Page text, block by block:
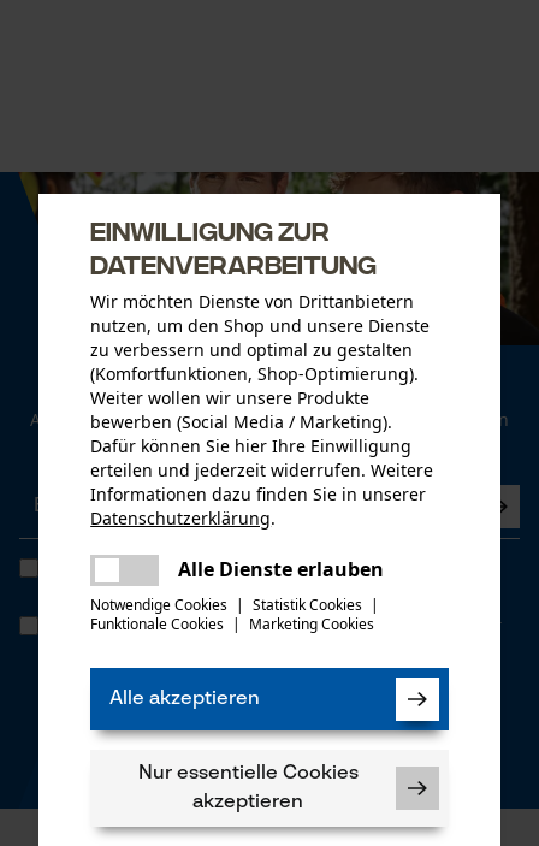
Newsletter
Abonnieren Sie den kostenlosen Newsletter und verpassen
Sie keine Neuigkeiten mehr.
Datenschutzbestimmungengelesen und bin
einverstanden. *
Wenn Sie dem personenbezogenen Tracking einwilligen, können wir
Daten werden nicht an Dritte weitergegeben. Sie können die
Einwilligung jederzeit mit einem Klick widerrufen, in jedem
Newsletter befindet sich hierzu ganz unten ein Link.
* Pflichtfeld
*** Einlösbar ab einem Warenwert von CHF 100,-
Einwilligung zur
Datenverarbeitung
Wir möchten Dienste von Drittanbietern
nutzen, um den Shop und unsere Dienste
zu verbessern und optimal zu gestalten
(Komfortfunktionen, Shop-Optimierung).
Weiter wollen wir unsere Produkte
bewerben (Social Media / Marketing).
Dafür können Sie hier Ihre Einwilligung
erteilen und jederzeit widerrufen. Weitere
Informationen dazu finden Sie in unserer
Datenschutzerklärung.
Alle Dienste erlauben
Notwendige Cookies | Statistik Cookies |
Funktionale Cookies | Marketing Cookies
Alle akzeptieren
Nur essentielle Cookies
akzeptieren
Es ist ein Fehler aufgetreten. Bitte
versuchen Sie es erneut.
mail